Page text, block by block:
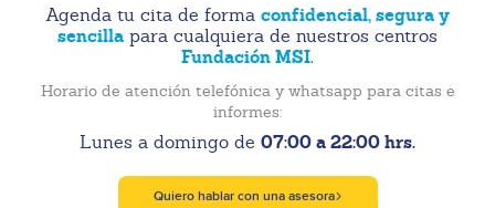
Agenda tu cita de forma confidencial, segura y
sencilla para cualquiera de nuestros centros
Fundación MSI.
Horario de atención telefónica y whatsapp para citas e
informes:
Lunes a domingo de 07:00 a 22:00 hrs.
Quiero hablar con una asesora